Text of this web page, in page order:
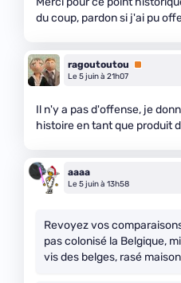
du coup, pardon si j'ai pu
ragoutoutou
Premium
Le 5 juin à 21h07
Il n'y a pas d'offense, je
histoire en tant que produit
aaaa
Le 5 juin à 13h58
Revoyez vos
pas colonisé la Belgique,
vis des belges, rasé